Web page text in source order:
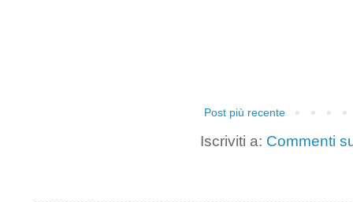
Post più recente
Iscriviti a: Commenti